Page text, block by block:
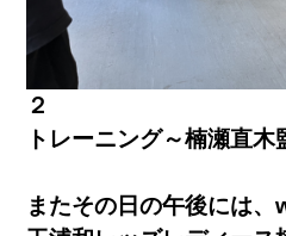
２
トレーニング～楠瀬直
またその日の午後には、